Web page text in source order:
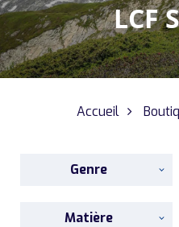
LCF
Accueil
Genre
Matière